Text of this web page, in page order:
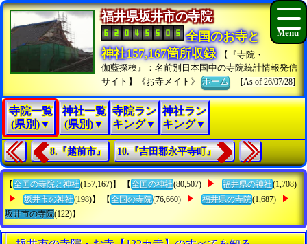
福井県坂井市の寺院
全国のお寺と
神社157,167箇所収録
【『寺院・
伽藍探検』：名前別日本国中の寺院統計情報発信
サイト】《お寺メイト》ホーム [As of 26/07/28]
寺院一覧
(県別)▼
神社一覧
(県別)▼
寺院ラン
キング▼
神社ラン
キング▼
8.『越前市』 10.『吉田郡永平寺町』
【 全国の寺院と神社(157,167)】 【 全国の神社(80,507) 福井県の神社(1,708)
坂井市の神社(198)】 【 全国の寺院(76,660) 福井県の寺院(1,687)
坂井市の寺院(122)】